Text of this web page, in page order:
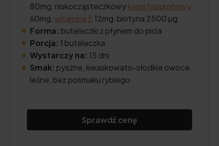
80mg, niskocząsteczkowykwas hialuronowy
60mg, witamina E12mg, biotyna 2500 µg.
Forma: buteleczki z płynem do picia
Porcja: 1 buteleczka
Wystarczy na: 15 dni
Smak: pyszne, kwaskowato-słodkie owoce
leśne, bez posmaku rybiego
Sprawdź cenę